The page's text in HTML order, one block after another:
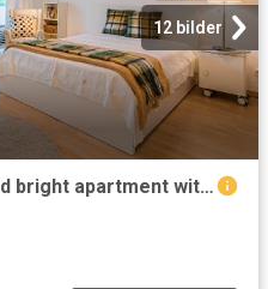
12 bilder
City Residence: Elegant and bright apartment with balcony – euhabitat